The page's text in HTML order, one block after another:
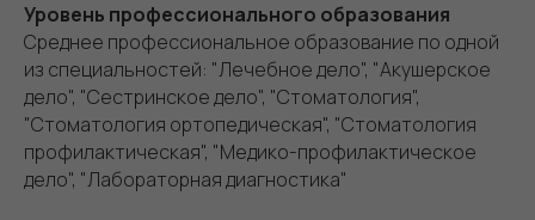
Уровень профессионального образования
Среднее профессиональное образование по одной
из специальностей: "Лечебное дело", "Акушерское
дело", "Сестринское дело", "Стоматология",
"Стоматология ортопедическая", "Стоматология
профилактическая", "Медико-профилактическое
дело", "Лабораторная диагностика"